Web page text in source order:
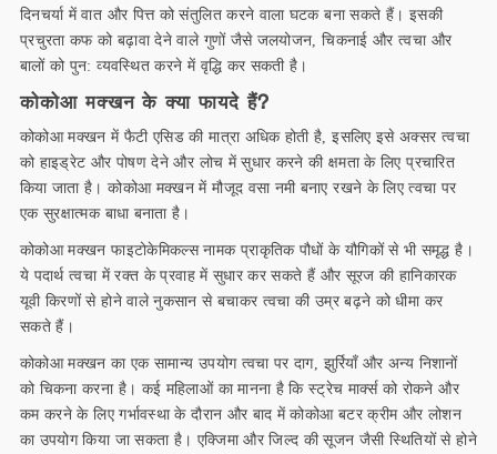
दिनचर्या में वात और पित्त को संतुलित करने वाला घटक बना सकते हैं। इसकी
प्रचुरता कफ को बढ़ावा देने वाले गुणों जैसे जलयोजन, चिकनाई और त्वचा और
बालों को पुन: व्यवस्थित करने में वृद्धि कर सकती है।
कोकोआ मक्खन के क्या फायदे हैं?
कोकोआ मक्खन में फैटी एसिड की मात्रा अधिक होती है, इसलिए इसे अक्सर त्वचा
को हाइड्रेट और पोषण देने और लोच में सुधार करने की क्षमता के लिए प्रचारित
किया जाता है। कोकोआ मक्खन में मौजूद वसा नमी बनाए रखने के लिए त्वचा पर
एक सुरक्षात्मक बाधा बनाता है।
कोकोआ मक्खन फाइटोकेमिकल्स नामक प्राकृतिक पौधों के यौगिकों से भी समृद्ध है।
ये पदार्थ त्वचा में रक्त के प्रवाह में सुधार कर सकते हैं और सूरज की हानिकारक
यूवी किरणों से होने वाले नुकसान से बचाकर त्वचा की उम्र बढ़ने को धीमा कर
सकते हैं।
कोकोआ मक्खन का एक सामान्य उपयोग त्वचा पर दाग, झुर्रियाँ और अन्य निशानों
को चिकना करना है। कई महिलाओं का मानना ​​है कि स्ट्रेच मार्क्स को रोकने और
कम करने के लिए गर्भावस्था के दौरान और बाद में कोकोआ बटर क्रीम और लोशन
का उपयोग किया जा सकता है। एक्जिमा और जिल्द की सूजन जैसी स्थितियों से होने